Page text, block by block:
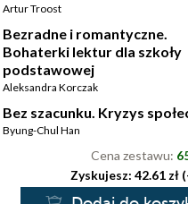
Artur Troost
Bezradne i romantyczne.
Bohaterki lektur dla szkoły
podstawowej
Aleksandra Korczak
Bez szacunku. Kryzys
Byung-Chul Han
Cena zestawu:
Zyskujesz: 42.61 zł